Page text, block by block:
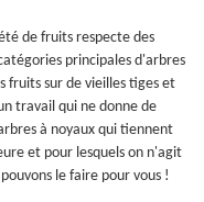
de fruits respecte des
principales d'arbres
fruits sur de vieilles tiges et
travail qui ne donne de
à noyaux qui tiennent
et pour lesquels on n'agit
le faire pour vous !